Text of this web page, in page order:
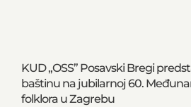
KUD „OSS” Posavski Bregi
baštinu na jubilarnoj 60.
folklora u Zagrebu